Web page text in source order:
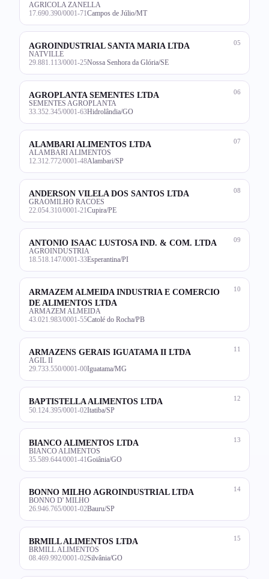
AGRICOLA ZANELLA
17.690.390/0001-71 Campos de Júlio/MT
05
AGROINDUSTRIAL SANTA MARIA LTDA
NATVILLE
29.881.113/0001-25Nossa Senhora da Glória/SE
06
AGROPLANTA SEMENTES LTDA
SEMENTES AGROPLANTA
33.352.345/0001-63Hidrolândia/GO
07
ALAMBARI ALIMENTOS LTDA
ALAMBARI ALIMENTOS
12.312.772/0001-48Alambari/SP
08
ANDERSON VILELA DOS SANTOS LTDA
GRAOMILHO RACOES
22.054.310/0001-21 Cupira/PE
09
ANTONIO ISAAC LUSTOSA IND. & COM. LTDA
AGROINDUSTRIA
18.518.147/0001-33Esperantina/PI
10
ARMAZEM ALMEIDA INDUSTRIA E COMERCIO
DE ALIMENTOS LTDA
ARMAZEM ALMEIDA
43.021.983/0001-55Catolé do Rocha/PB
11
ARMAZENS GERAIS IGUATAMA II LTDA
AGIL II
29.733.550/0001-00Iguatama/MG
12
BAPTISTELLA ALIMENTOS LTDA
50.124.395/0001-02Itatiba/SP
13
BIANCO ALIMENTOS LTDA
BIANCO ALIMENTOS
35.589.644/0001-41 Goiânia/GO
14
BONNO MILHO AGROINDUSTRIAL LTDA
BONNO D' MILHO
26.946.765/0001-02Bauru/SP
15
BRMILL ALIMENTOS LTDA
BRMILL ALIMENTOS
08.469.992/0001-02Silvânia/GO